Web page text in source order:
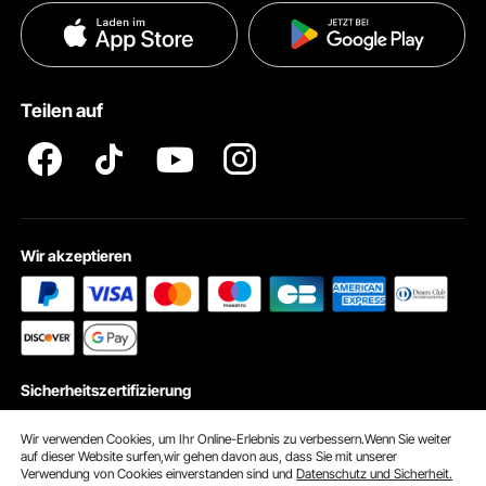
Zahlungsmethoden
Datenschutzerklärung
Teilen auf
Wir akzeptieren
Sicherheitszertifizierung
Wir verwenden Cookies, um Ihr Online-Erlebnis zu verbessern.Wenn Sie weiter
auf dieser Website surfen,wir gehen davon aus, dass Sie mit unserer
Verwendung von Cookies einverstanden sind undDatenschutz und Sicherheit.